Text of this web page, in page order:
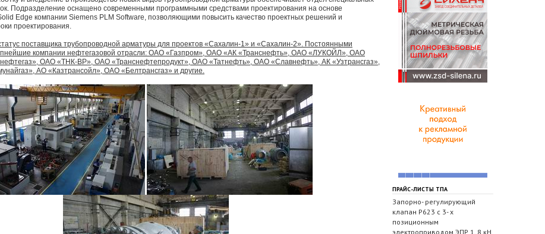
Подразделение оснащено современными программными средствами проектирования на основе
Edge компании Siemens PLM Software, позволяющими повысить качество проектных решений и
проектирования.
поставщика трубопроводной арматуры для проектов «Сахалин-1» и «Сахалин-2». Постоянными
компании нефтегазовой отрасли: ОАО «Газпром», ОАО «АК «Транснефть», ОАО «ЛУКОЙЛ», ОАО
ОАО «ТНК-BP», ОАО «Транснефтепродукт», ОАО «Татнефть», ОАО «Славнефть», АК «Узтрансгаз»,
АО «Казтрансойл», ОАО «Белтрансгаз» и другие.
ПРАЙС-ЛИСТЫ ТПА
Запорно- регулирующий
клапан Р623 с 3- х
позиционным
электроприводом ЭПР 1, 8 кН